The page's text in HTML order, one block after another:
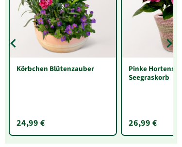
Körbchen Blütenzauber
24,99 €
Pinke Hortensie
Seegraskorb
26,99 €